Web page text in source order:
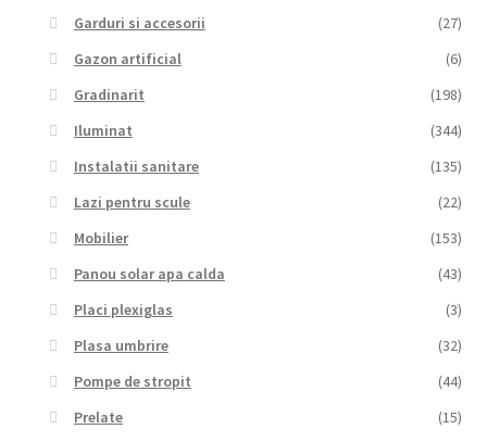
Garduri si accesorii
(27)
Gazon artificial
(6)
Gradinarit
(198)
Iluminat
(344)
Instalatii sanitare
(135)
Lazi pentru scule
(22)
Mobilier
(153)
Panou solar apa calda
(43)
Placi plexiglas
(3)
Plasa umbrire
(32)
Pompe de stropit
(44)
Prelate
(15)